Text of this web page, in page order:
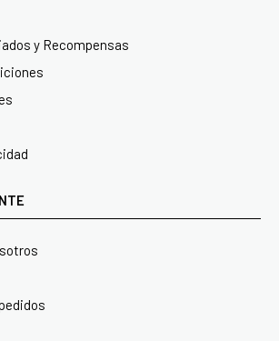
y Recompensas